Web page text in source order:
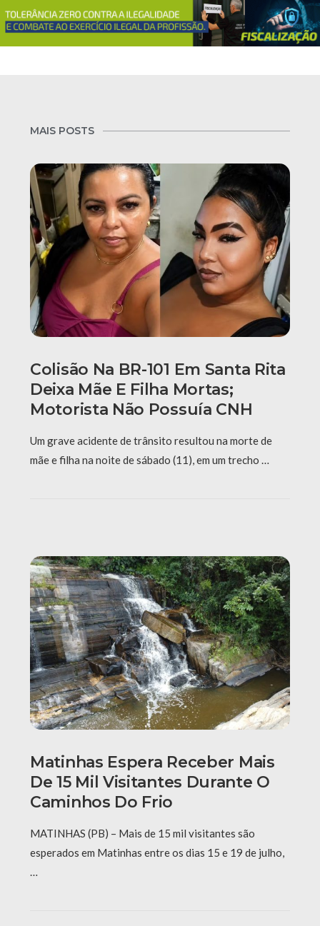
MAIS POSTS
Colisão Na BR-101 Em Santa Rita
Deixa Mãe E Filha Mortas;
Motorista Não Possuía CNH
Um grave acidente de trânsito resultou na morte de
mãe e filha na noite de sábado (11), em um trecho …
Matinhas Espera Receber Mais
De 15 Mil Visitantes Durante O
Caminhos Do Frio
MATINHAS (PB) – Mais de 15 mil visitantes são
esperados em Matinhas entre os dias 15 e 19 de julho,